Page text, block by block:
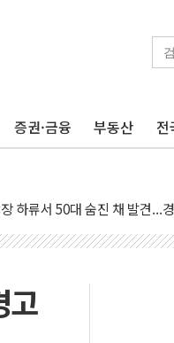
증권·금융 부동산 전
질식사고 발생…작업자 1명
산단에 '철강 AI융합실증센
래에 누적 '1.48%p' 차 선두
원장에 오중기 당선...합산득
·경북 경선서 정청래에 승리…
구·경북 경선 결과...김민석
고